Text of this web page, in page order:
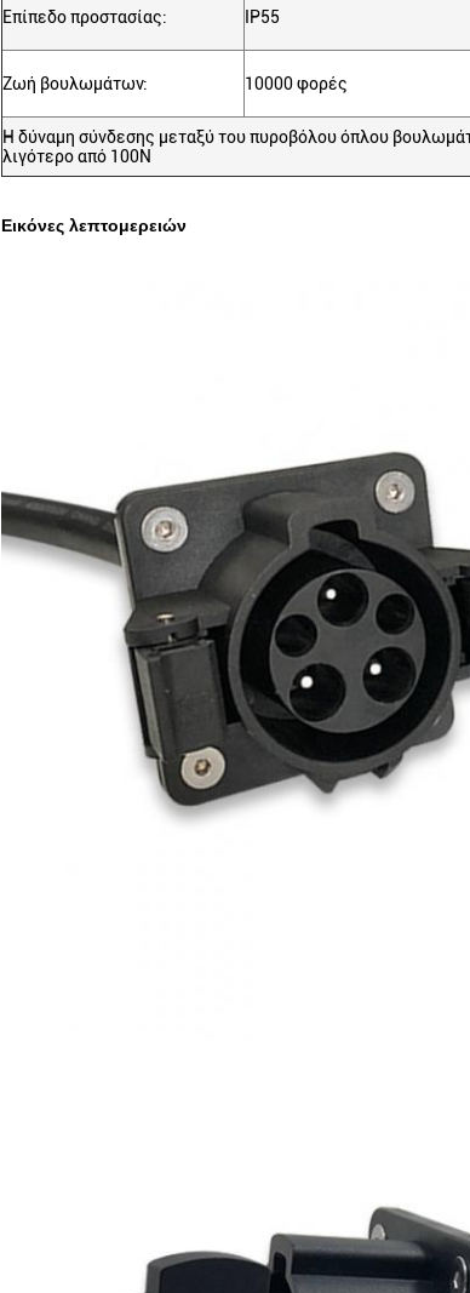
Επίπεδο προστασίας: IP55
Ζωή βουλωμάτων: 10000 φορές
Η δύναμη σύνδεσης μεταξύ του πυροβόλου όπλου
λιγότερο από 100N
Εικόνες λεπτομερειών